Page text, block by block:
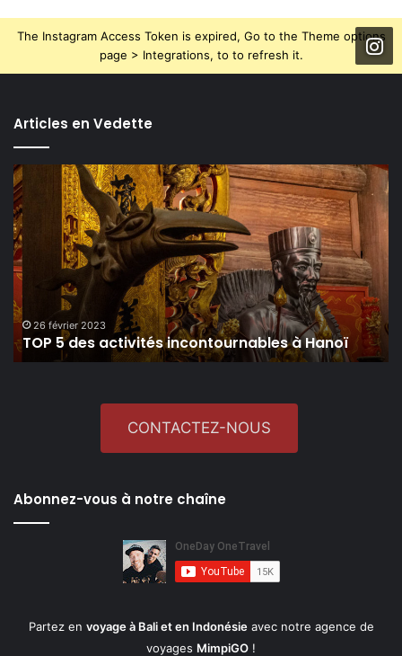
The Instagram Access Token is expired, Go to the Theme options
page > Integrations, to to refresh it.
Articles en Vedette
TOP
5
des
activités
incontournables
à
26 février 2023
TOP 5 des activités incontournables à Hanoï
CONTACTEZ-NOUS
Abonnez-vous à notre chaîne
Partez en voyage à Bali et en Indonésieavec notre agence de
voyages MimpiGO !